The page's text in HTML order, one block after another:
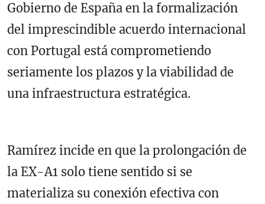
Gobierno de España en la formalización
del imprescindible acuerdo internacional
con Portugal está comprometiendo
seriamente los plazos y la viabilidad de
una infraestructura estratégica.
Ramírez incide en que la prolongación de
la EX-A1 solo tiene sentido si se
materializa su conexión efectiva con